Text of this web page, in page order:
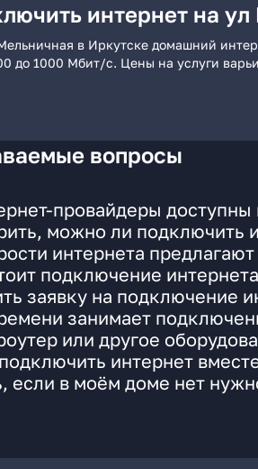
интернет на
в Иркутске домашний
до 1000 Мбит/с. Цены на услуги
вопросы
провайдеры
можно ли подключить
интернета
подключение
заявку на подключение
занимает
или другое
интернет
если в моём доме нет